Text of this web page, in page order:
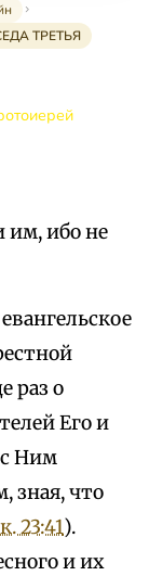
ТРЕТЬЯ
им, ибо не
раз о
Его и
с Ним
зная, что
23:41).
и их